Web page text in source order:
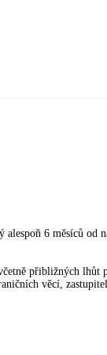
6 měsíců od
přibližných
věcí,